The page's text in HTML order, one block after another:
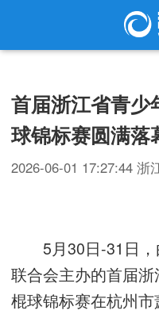
首届浙江省青少
球锦标赛圆满落
2026-06-01 17:27:44 浙
5月30日-31日，
联合会主办的首届
棍球锦标赛在杭州